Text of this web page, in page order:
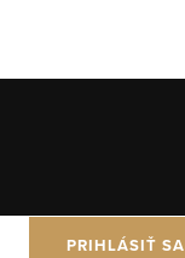
PRIHLÁSIŤ SA